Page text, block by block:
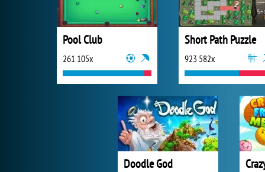
Pool Club
261 105x
Short Path Puzzle
923 582x
Doodle God